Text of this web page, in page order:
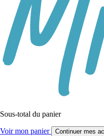
Sous-total du panier
Voir mon panier Continuer mes